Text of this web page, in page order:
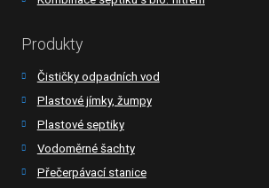
Produkty
Čističky odpadních vod
Plastové jímky, žumpy
Plastové septiky
Vodoměrné šachty
Přečerpávací stanice